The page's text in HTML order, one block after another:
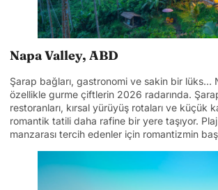
Napa Valley, ABD
Şarap bağları, gastronomi ve sakin bir lüks…
özellikle gurme çiftlerin 2026 radarında.
restoranları, kırsal yürüyüş rotaları ve küçük
romantik tatili daha rafine bir yere taşıyor.
manzarası tercih edenler için romantizmin